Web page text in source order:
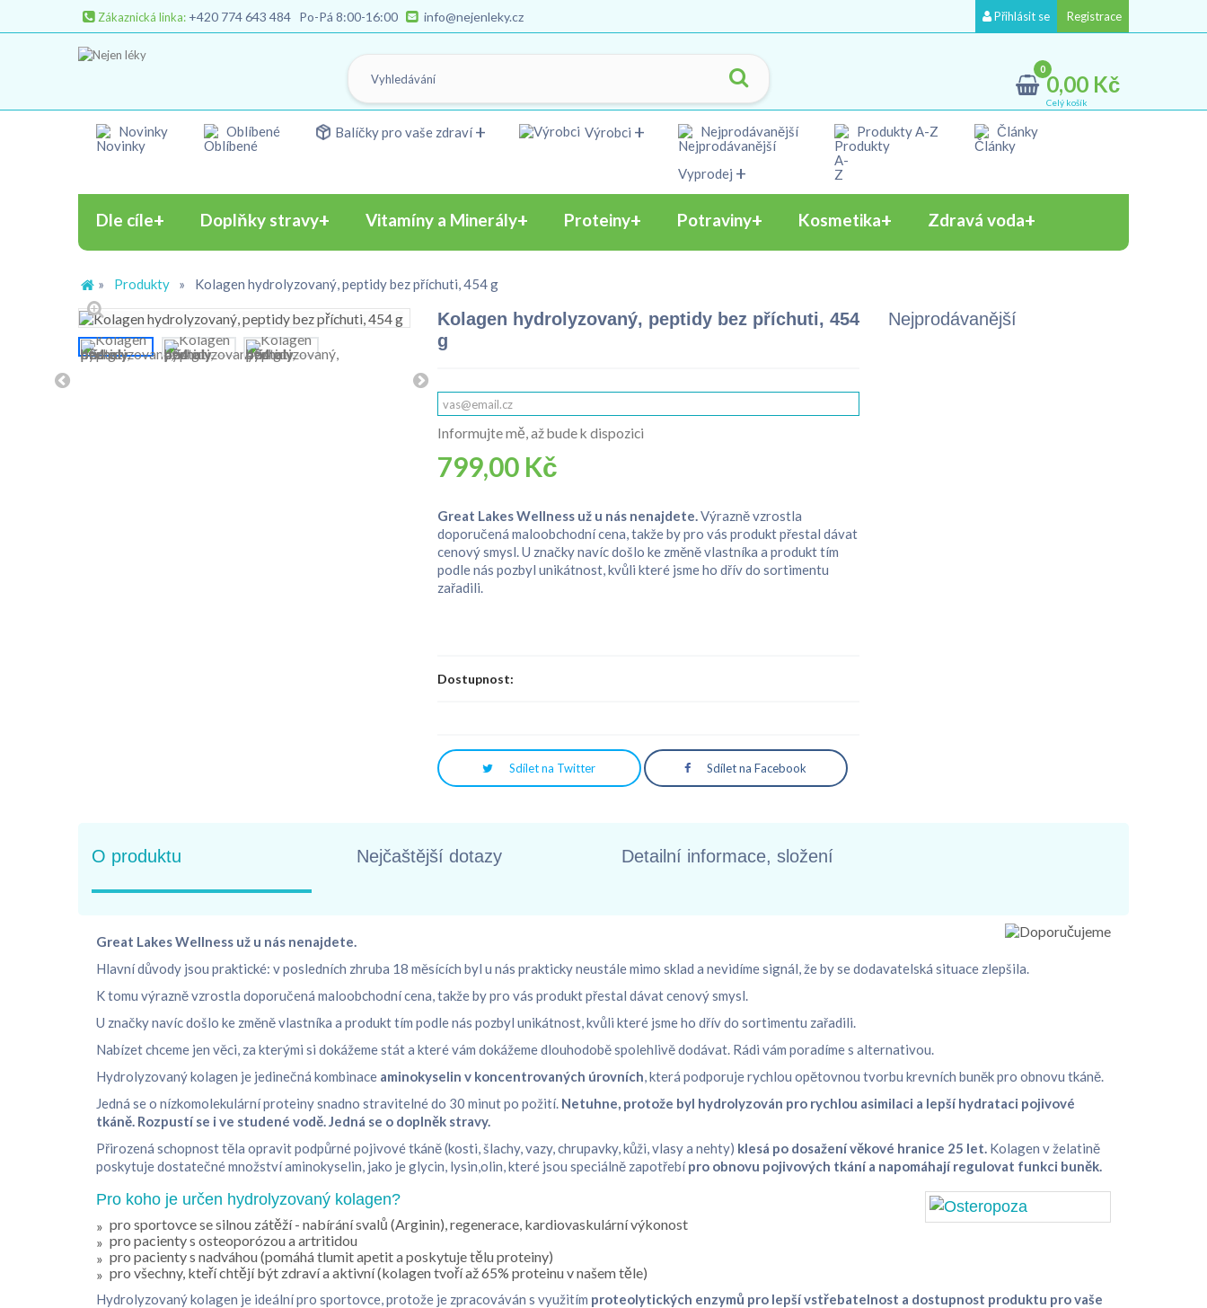
Přihlásit se Registrace
Zákaznická linka: +420 774 643 484 Po-Pá 8:00-16:00 info@nejenleky.cz
Celý košík
0
0,00 Kč
Novinky Oblíbené Balíčky pro vaše zdraví Výrobci Nejprodávanější Produkty A-Z Články
Vyprodej
Dle cíle Doplňky stravy Vitamíny a Minerály Proteiny Potraviny Kosmetika Zdravá voda
» Produkty » Kolagen hydrolyzovaný, peptidy bez příchuti, 454 g
Kolagen hydrolyzovaný, peptidy bez příchuti, 454
g
Informujte mě, až bude k dispozici
799,00 Kč
Great Lakes Wellness už u nás nenajdete.Výrazně vzrostla
doporučená maloobchodní cena, takže by pro vás produkt přestal dávat
cenový smysl. U značky navíc došlo ke změně vlastníka a produkt tím
podle nás pozbyl unikátnost, kvůli které jsme ho dřív do sortimentu
zařadili.
Dostupnost:
Sdílet na Twitter Sdílet na Facebook
Nejprodávanější
O produktu Nejčaštější dotazy Detailní informace, složení
Great Lakes Wellness už u nás nenajdete.
Hlavní důvody jsou praktické: v posledních zhruba 18 měsících byl u nás prakticky neustále mimo sklad a nevidíme signál, že by se dodavatelská situace zlepšila.
K tomu výrazně vzrostla doporučená maloobchodní cena, takže by pro vás produkt přestal dávat cenový smysl.
U značky navíc došlo ke změně vlastníka a produkt tím podle nás pozbyl unikátnost, kvůli které jsme ho dřív do sortimentu zařadili.
Nabízet chceme jen věci, za kterými si dokážeme stát a které vám dokážeme dlouhodobě spolehlivě dodávat. Rádi vám poradíme s alternativou.
Hydrolyzovaný kolagen je jedinečná kombinace aminokyselin v koncentrovaných úrovních, která podporuje rychlou opětovnou tvorbu krevních buněk pro obnovu tkáně.
Jedná se o nízkomolekulární proteiny snadno stravitelné do 30 minut po požití. Netuhne, protože byl hydrolyzován pro rychlou asimilaci a lepší hydrataci pojivové
tkáně. Rozpustí se i ve studené vodě. Jedná se o doplněk stravy.
Přirozená schopnost těla opravit podpůrné pojivové tkáně (kosti, šlachy, vazy, chrupavky, kůži, vlasy a nehty) klesá po dosažení věkové hranice 25 let. Kolagen v želatině
poskytuje dostatečné množství aminokyselin, jako je glycin, lysin,olin, které jsou speciálně zapotřebípro obnovu pojivových tkání a napomáhají regulovat funkci buněk.
Pro koho je určen hydrolyzovaný kolagen?
pro sportovce se silnou zátěží - nabírání svalů (Arginin), regenerace, kardiovaskulární výkonost
pro pacienty s osteoporózou a artritidou
pro pacienty s nadváhou (pomáhá tlumit apetit a poskytuje tělu proteiny)
pro všechny, kteří chtějí být zdraví a aktivní (kolagen tvoří až 65% proteinu v našem těle)
Hydrolyzovaný kolagen je ideální pro sportovce, protože je zpracováván s využitím proteolytických enzymů pro lepší vstřebatelnost a dostupnost produktu pro vaše